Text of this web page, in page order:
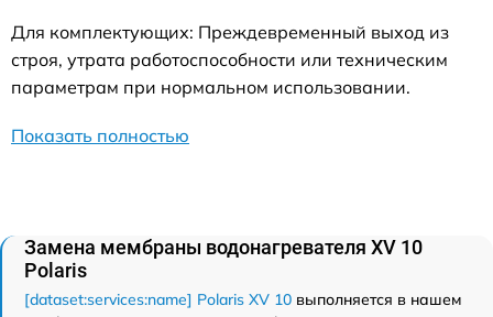
Для комплектующих: Преждевременный выход из
строя, утрата работоспособности или техническим
параметрам при нормальном использовании.
Показать полностью
Замена мембраны водонагревателя XV 10
Polaris
[dataset:services:name] Polaris XV 10 выполняется в нашем